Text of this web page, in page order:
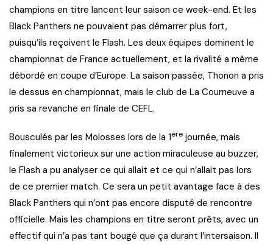
champions en titre lancent leur saison ce week-end. Et les
Black Panthers ne pouvaient pas démarrer plus fort,
puisqu’ils reçoivent le Flash. Les deux équipes dominent le
championnat de France actuellement, et la rivalité a même
débordé en coupe d’Europe. La saison passée, Thonon a pris
le dessus en championnat, mais le club de La Courneuve a
pris sa revanche en finale de CEFL.
Bousculés par les Molosses lors de la 1ère journée, mais
finalement victorieux sur une action miraculeuse au buzzer,
le Flash a pu analyser ce qui allait et ce qui n’allait pas lors
de ce premier match. Ce sera un petit avantage face à des
Black Panthers qui n’ont pas encore disputé de rencontre
officielle. Mais les champions en titre seront prêts, avec un
effectif qui n’a pas tant bougé que ça durant l’intersaison. Il